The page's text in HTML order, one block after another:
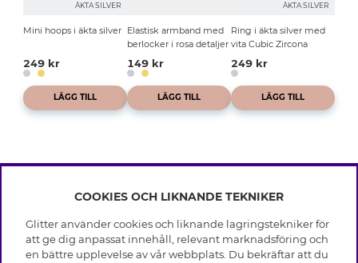
ÄKTA SILVER
Mini hoops i äkta silver
249 kr
LÄGG TILL
Elastisk armband med
berlocker i rosa detaljer
149 kr
LÄGG TILL
ÄKTA SILVER
Ring i äkta silver med
vita Cubic Zircona
249 kr
LÄGG TILL
INFO
Leverans
Villkor
OM GLITTER
COOKIES OCH LIKNANDE TEKNIKER
Glitter använder cookies och liknande lagringstekniker för
att ge dig anpassat innehåll, relevant marknadsföring och
en bättre upplevelse av vår webbplats. Du bekräftar att du